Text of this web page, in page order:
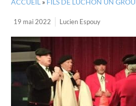
ACCUEIL » FILS DE LUCHON UN
19 mai 2022 Lucien Espouy